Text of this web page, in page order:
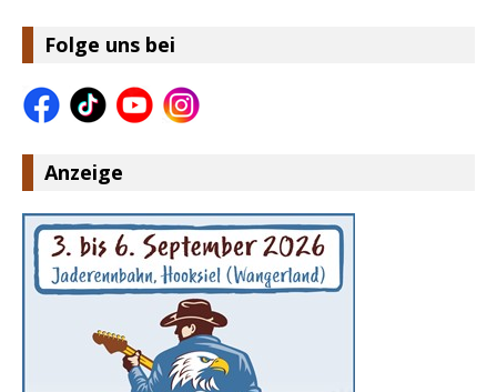
Folge uns bei
Anzeige